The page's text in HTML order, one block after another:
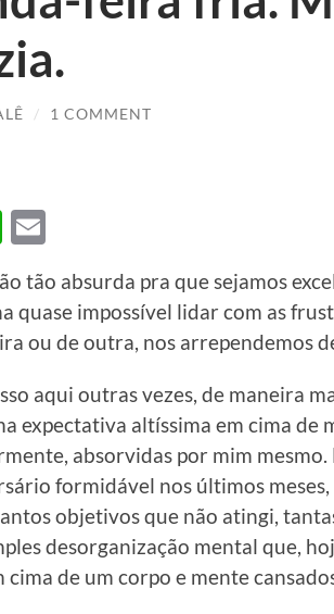
/ 1 COMMENT
WhatsApp
tão absurda pra que sejamos
quase impossível lidar com as
ou de outra, nos arrependemos
aqui outras vezes, de maneira
expectativa altíssima em cima de
absorvidas por mim mesmo.
formidável nos últimos
objetivos que não atingi,
desorganização mental que,
cima de um corpo e mente